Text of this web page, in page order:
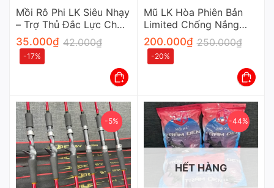
Mồi Rô Phi LK Siêu Nhạy
– Trợ Thủ Đắc Lực Cho
Mọi Cần Thủ Chuyên
Nghiệp
35.000₫ 42.000₫
-17%
Mũ LK Hòa Phiên Bản
Limited Chống Nắng
Cao Cấp Cho Cần Thủ
200.000₫ 250.000₫
-20%
-5% -44%
HẾT HÀNG